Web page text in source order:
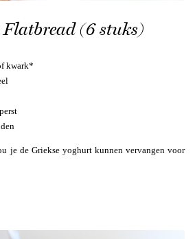
Flatbread (6 stuks)
kwark*
je de Griekse yoghurt kunnen vervangen voor